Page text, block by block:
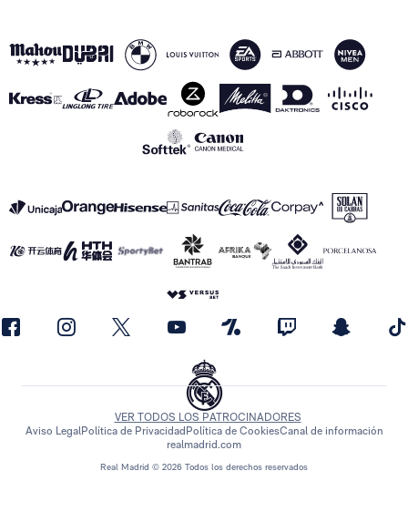
Real Madrid © 2026 Todos los derechos reservados
VER TODOS LOS PATROCINADORES
Aviso LegalPolítica de Privacidad Política de CookiesCanal de información
realmadrid.com